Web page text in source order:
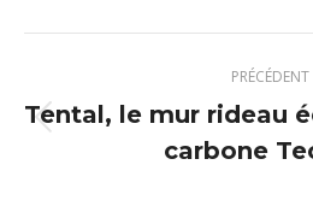
X
article
PRÉCÉDENT
Tental, le mur rideau
carbone